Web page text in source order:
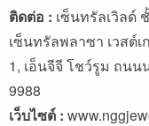
ติดต่อ : เซ็นทรัลเวิลด์
เซ็นทรัลพลาซา เวสต์
1, เอ็นจีจี โชว์รูม ถน
9988
เว็บไซต์ :